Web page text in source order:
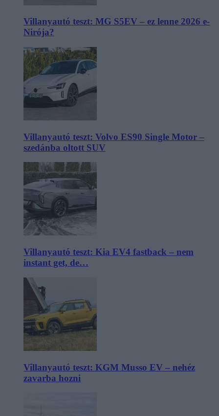
Villanyautó teszt: MG S5EV – ez lenne 2026 e-
Nirója?
Villanyautó teszt: Volvo ES90 Single Motor –
szedánba oltott SUV
Villanyautó teszt: Kia EV4 fastback – nem
instant get, de…
Villanyautó teszt: KGM Musso EV – nehéz
zavarba hozni